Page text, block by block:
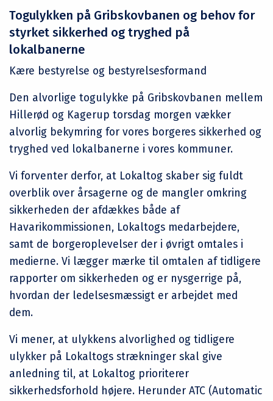
Togulykken på Gribskovbanen og behov for
styrket sikkerhed og tryghed på
lokalbanerne
Kære bestyrelse og bestyrelsesformand
Den alvorlige togulykke på Gribskovbanen mellem
Hillerød og Kagerup torsdag morgen vækker
alvorlig bekymring for vores borgeres sikkerhed og
tryghed ved lokalbanerne i vores kommuner.
Vi forventer derfor, at Lokaltog skaber sig fuldt
overblik over årsagerne og de mangler omkring
sikkerheden der afdækkes både af
Havarikommissionen, Lokaltogs medarbejdere,
samt de borgeroplevelser der i øvrigt omtales i
medierne. Vi lægger mærke til omtalen af tidligere
rapporter om sikkerheden og er nysgerrige på,
hvordan der ledelsesmæssigt er arbejdet med
dem.
Vi mener, at ulykkens alvorlighed og tidligere
ulykker på Lokaltogs strækninger skal give
anledning til, at Lokaltog prioriterer
sikkerhedsforhold højere. Herunder ATC (Automatic